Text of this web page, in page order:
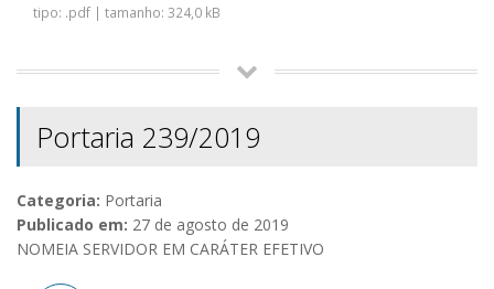
tipo: .pdf | tamanho: 324,0 kB
Portaria 239/2019
Categoria: Portaria
Publicado em: 27 de agosto de 2019
NOMEIA SERVIDOR EM CARÁTER EFETIVO